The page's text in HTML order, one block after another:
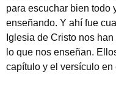
para escuchar bien todo
enseñando. Y ahí fue
Iglesia de Cristo nos
lo que nos enseñan.
capítulo y el versículo en